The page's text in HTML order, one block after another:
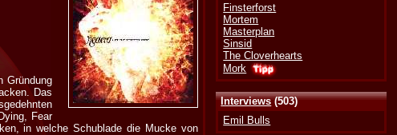
Finsterforst
Mortem
Masterplan
Sinsid
The Cloverhearts
Mork
Interviews(503)
Emil Bulls
Gründung
Das
Fear
in welche Schublade die Mucke von